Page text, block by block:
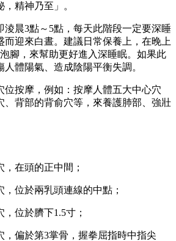
精神乃至」。
淩晨3點～5點，每天此階段一定要深睡
而迎來白晝。建議日常保養上，在晚上
腳，來幫助更好進入深睡眠。如果此
體陽氣、造成陰陽平衡失調。
位按摩，例如：按摩人體五大中心穴
、背部的背俞穴等，來養護肺部、強壯
，在頭的正中間；
，位於兩乳頭連線的中點；
，位於臍下1.5寸；
，偏於第3掌骨，握拳屈指時中指尖